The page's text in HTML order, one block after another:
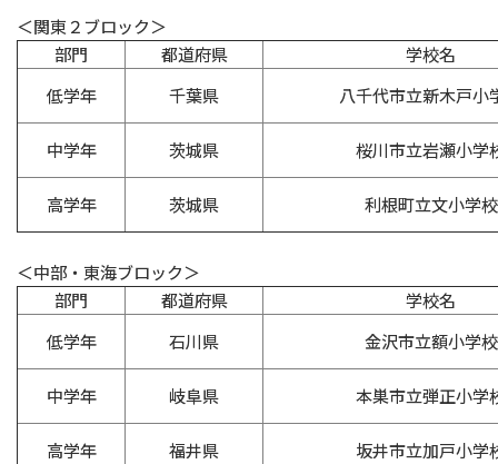
＜関東２ブロック＞
部門
都道府県
学校名
低学年
千葉県 八千代市立新木戸小
中学年 茨城県 桜川市立岩瀬小学
高学年 茨城県 利根町立文小学校
＜中部・東海ブロック＞
部門
都道府県
学校名
低学年
石川県 金沢市立額小学校
中学年 岐阜県 本巣市立弾正小学
高学年 福井県 坂井市立加戸小学